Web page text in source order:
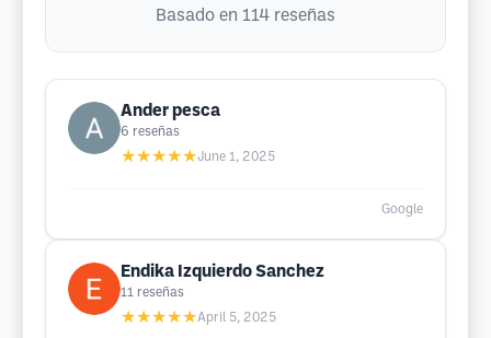
Basado en 114 reseñas
Ander pesca
6 reseñas
★★★★★June 1, 2025
Google
Endika Izquierdo Sanchez
11 reseñas
★★★★★April 5, 2025